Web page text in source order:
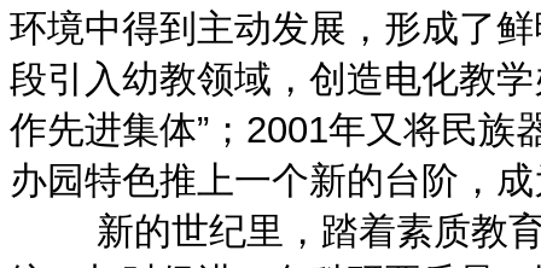
环境中得到主动发展，形成了
段引入幼教领域，创造电化教
作先进集体”；2001年又将民
办园特色推上一个新的台阶，
新的世纪里，踏着素质教育